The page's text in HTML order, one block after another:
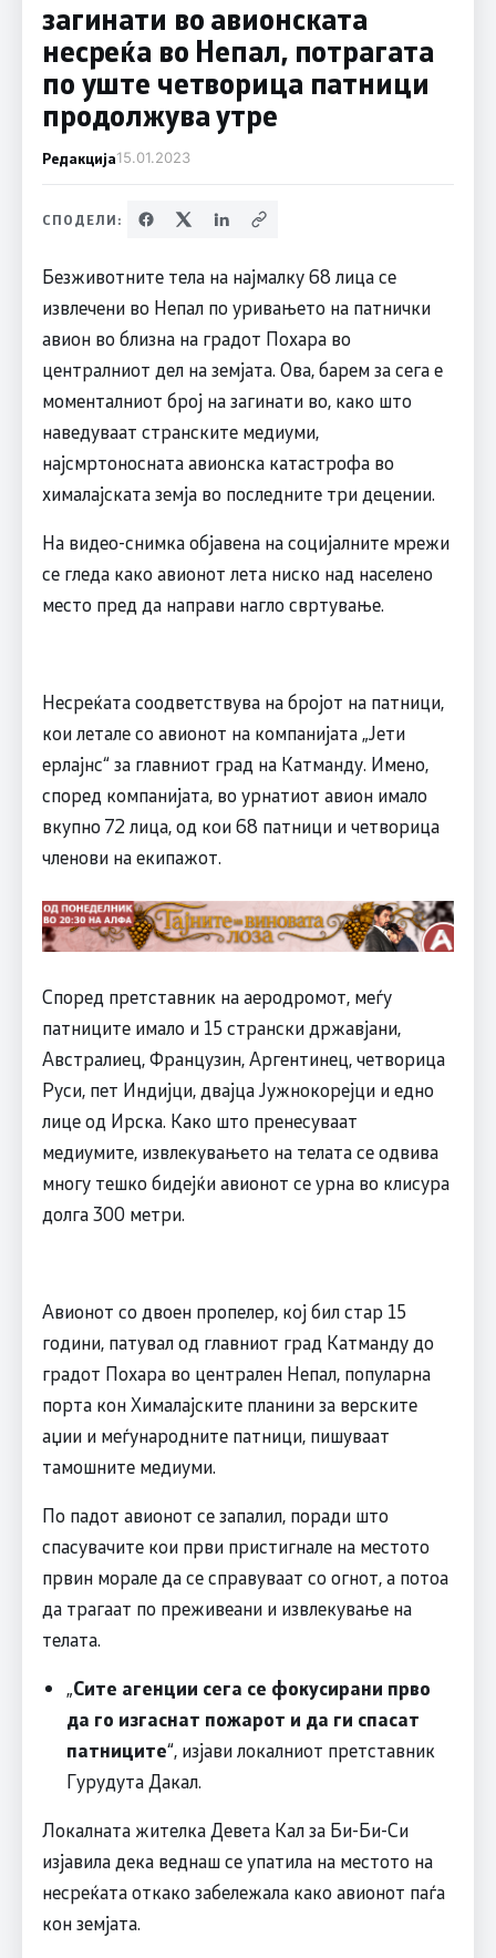
загинати во авионската
несреќа во Непал, потрагата
по уште четворица патници
продолжува утре
Редакција15.01.2023
СПОДЕЛИ:
Безживотните тела на најмалку 68 лица се
извлечени во Непал по уривањето на патнички
авион во близна на градот Похара во
централниот дел на земјата. Ова, барем за сега е
моменталниот број на загинати во, како што
наведуваат странските медиуми,
најсмртоносната авионска катастрофа во
хималајската земја во последните три децении.
На видеo-снимка објавена на социјалните мрежи
се гледа како авионот лета ниско над населено
место пред да направи нагло свртување.
Несреќата соодветствува на бројот на патници,
кои летале со авионот на компанијата „Јети
ерлајнс“ за главниот град на Катманду. Имено,
според компанијата, во урнатиот авион имало
вкупно 72 лица, од кои 68 патници и четворица
членови на екипажот.
Според претставник на аеродромот, меѓу
патниците имало и 15 странски државјани,
Австралиец, Французин, Аргентинец, четворица
Руси, пет Индијци, двајца Јужнокорејци и едно
лице од Ирска. Како што пренесуваат
медиумите, извлекувањето на телата се одвива
многу тешко бидејќи авионот се урна во клисура
долга 300 метри.
Авионот со двоен пропелер, кој бил стар 15
години, патувал од главниот град Катманду до
градот Похара во централен Непал, популарна
порта кон Хималајските планини за верските
аџии и меѓународните патници, пишуваат
тамошните медиуми.
По падот авионот се запалил, поради што
спасувачите кои први пристигнале на местото
првин морале да се справуваат со огнот, а потоа
да трагаат по преживеани и извлекување на
телата.
„Сите агенции сега се фокусирани прво
да го изгаснат пожарот и да ги спасат
патниците“, изјави локалниот претставник
Гурудута Дакал.
Локалната жителка Девета Кал за Би-Би-Си
изјавила дека веднаш се упатила на местото на
несреќата откако забележала како авионот паѓа
кон земјата.